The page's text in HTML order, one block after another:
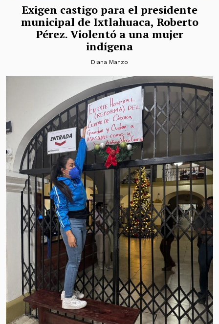
Exigen castigo para el presidente
municipal de Ixtlahuaca, Roberto
Pérez. Violentó a una mujer
indígena
Diana Manzo